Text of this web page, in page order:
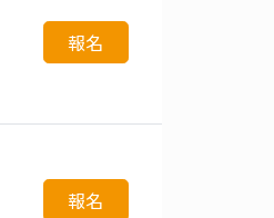
報名
報名